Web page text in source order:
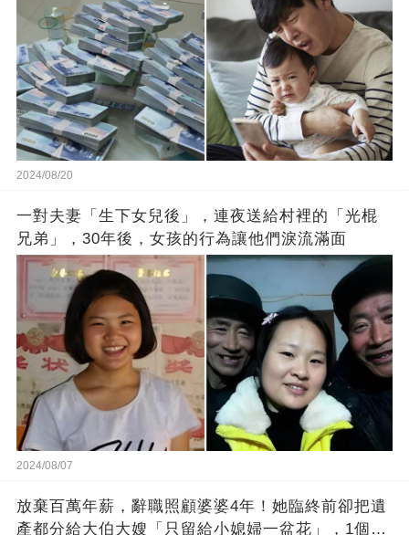
2024/08/20
一對夫妻「生下女兒後」，連夜送給村裡的「光棍
兄弟」，30年後，女孩的行為讓他們淚流滿面
2024/08/07
放棄百萬年薪，辭職照顧婆婆4年！她臨終前卻把遺
產都分給大伯大嫂「只留給小媳婦一盆花」，1個月